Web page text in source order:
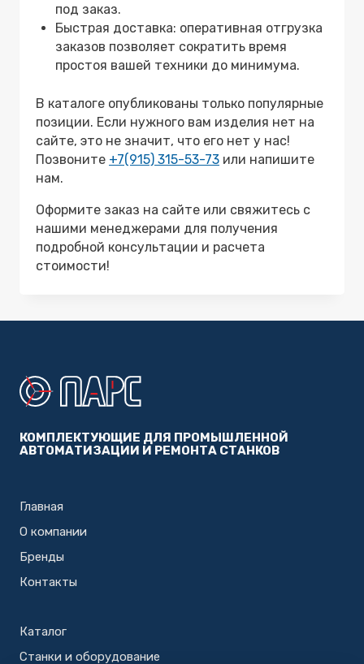
под заказ.
Быстрая доставка: оперативная отгрузка
заказов позволяет сократить время
простоя вашей техники до минимума.
В каталоге опубликованы только популярные
позиции. Если нужного вам изделия нет на
сайте, это не значит, что его нет у нас!
Позвоните +7(915) 315-53-73 или напишите
нам.
Оформите заказ на сайте или свяжитесь с
нашими менеджерами для получения
подробной консультации и расчета
стоимости!
КОМПЛЕКТУЮЩИЕ ДЛЯ ПРОМЫШЛЕННОЙ
АВТОМАТИЗАЦИИ И РЕМОНТА СТАНКОВ
Главная
О компании
Бренды
Контакты
Каталог
Станки и оборудование